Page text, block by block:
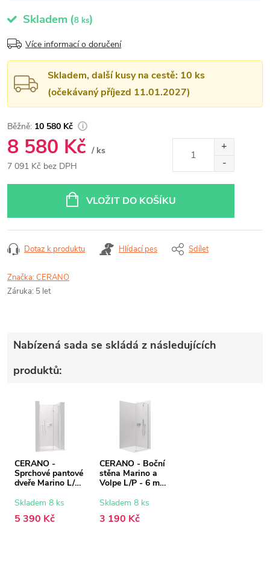
Skladem (8 ks)
Více informací o doručení
Skladem, další kusy na cestě: 10 ks
(očekávaný příjezd 11.01.2027)
10 580 Kč
8 580 Kč / ks
7 091 Kč bez DPH
VLOŽIT DO KOŠÍKU
Dotaz k produktu Hlídací pes Sdílet
Značka:CERANO
Záruka: 5 let
Nabízená sada se skládá z následujících
produktů:
CERANO -
Sprchové pantové
dveře Marino L/P
transparentní sklo
- 120x190 cm
Skladem 8 ks
5 390 Kč
CERANO - Boční
stěna Marino a
Volpe L/P - 6 mm
transparentní sklo
- 100x190 cm
Skladem 8 ks
3 190 Kč